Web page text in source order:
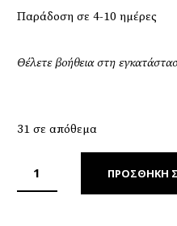
Παράδοση σε 4-10 ημέρες
Θέλετε βοήθεια στη
31 σε απόθεμα
ΠΡΟΣΘΉΚΗ